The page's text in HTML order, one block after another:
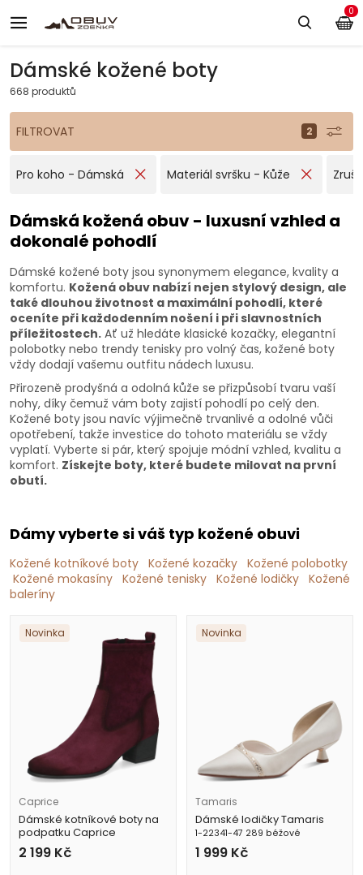
Dámské kožené boty
668 produktů
FILTROVAT
Pro koho - Dámská Materiál svršku - Kůže
Dámská kožená obuv - luxusní vzhled a
dokonalé pohodlí
Dámské kožené boty jsou synonymem elegance, kvality a
komfortu. Kožená obuv nabízí nejen stylový design, ale
také dlouhou životnost a maximální pohodlí, které
oceníte při každodenním nošení i při slavnostních
příležitostech. Ať už hledáte klasické kozačky, elegantní
polobotky nebo trendy tenisky pro volný čas, kožené boty
vždy dodají vašemu outfitu nádech luxusu.
Přirozeně prodyšná a odolná kůže se přizpůsobí tvaru vaší
nohy, díky čemuž vám boty zajistí pohodlí po celý den.
Kožené boty jsou navíc výjimečně trvanlivé a odolné vůči
opotřebení, takže investice do tohoto materiálu se vždy
vyplatí. Vyberte si pár, který spojuje módní vzhled, kvalitu a
komfort. Získejte boty, které budete milovat na první
obutí.
Dámy vyberte si váš typ kožené obuvi
Kožené kotníkové boty Kožené kozačky Kožené polobotky
Kožené mokasíny Kožené tenisky Kožené lodičky Kožené
baleríny
Novinka
Caprice
Dámské kotníkové boty na
podpatku Caprice
9-25302-47 551 vínové
2 199 Kč
Novinka
Tamaris
Dámské lodičky Tamaris
1-22341-47 289 béžové
1 999 Kč
0